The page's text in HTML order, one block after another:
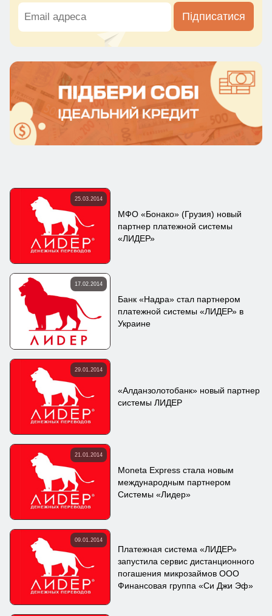
25.03.2014
МФО «Бонако» (Грузия) новый
партнер платежной системы
«ЛИДЕР»
17.02.2014
Банк «Надра» стал партнером
платежной системы «ЛИДЕР» в
Украине
29.01.2014
«Алданзолотобанк» новый партнер
системы ЛИДЕР
21.01.2014
Moneta Express стала новым
международным партнером
Системы «Лидер»
09.01.2014
Платежная система «ЛИДЕР»
запустила сервис дистанционного
погашения микрозаймов ООО
Финансовая группа «Си Джи Эф»
Підписатися